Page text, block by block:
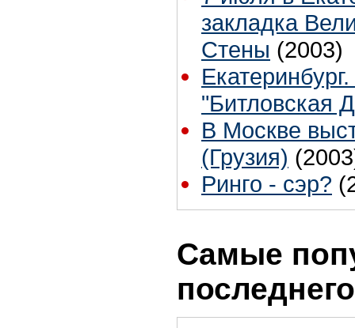
закладка
Стены (2003)
"Битловская
В Москве
(Грузия)
Ринго - сэр?
Самые